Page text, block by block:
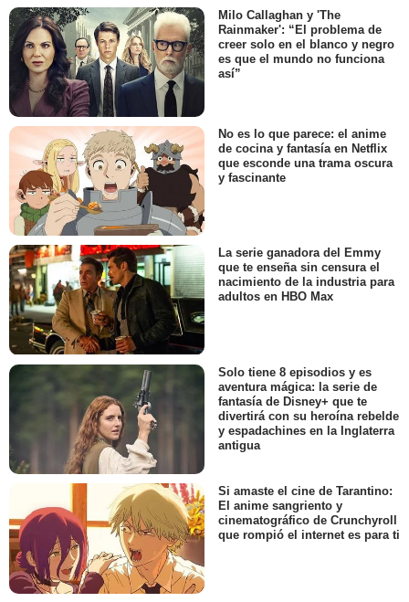
Milo Callaghan y 'The
Rainmaker': “El problema de
creer solo en el blanco y negro
es que el mundo no funciona
así”
No es lo que parece: el anime
de cocina y fantasía en Netflix
que esconde una trama oscura
y fascinante
La serie ganadora del Emmy
que te enseña sin censura el
nacimiento de la industria para
adultos en HBO Max
Solo tiene 8 episodios y es
aventura mágica: la serie de
fantasía de Disney+ que te
divertirá con su heroína rebelde
y espadachines en la Inglaterra
antigua
Si amaste el cine de Tarantino:
El anime sangriento y
cinematográfico de Crunchyroll
que rompió el internet es para ti